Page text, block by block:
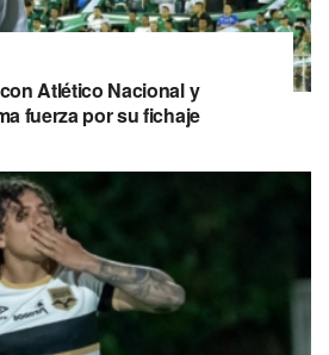
Atlético Nacional y
fuerza por su fichaje